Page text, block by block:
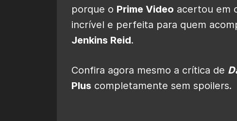
porque o Prime Video acertou em
incrível e perfeita para quem
Jenkins Reid.
Confira agora mesmo a crítica de
Plus completamente sem spoilers.